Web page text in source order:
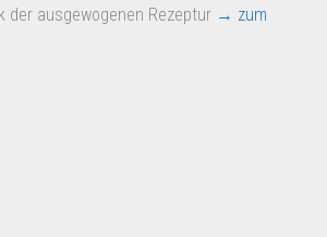
der ausgewogenen Rezeptur → zum